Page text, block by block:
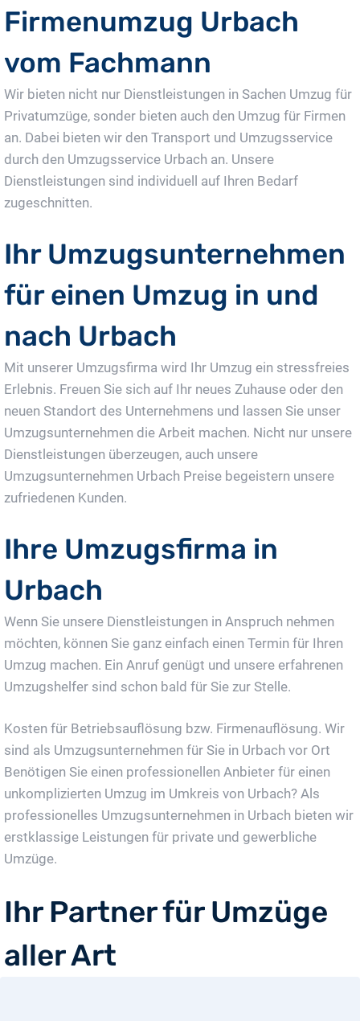
Firmenumzug Urbach
vom Fachmann
Wir bieten nicht nur Dienstleistungen in Sachen Umzug für
Privatumzüge, sonder bieten auch den Umzug für Firmen
an. Dabei bieten wir den Transport und Umzugsservice
durch den Umzugsservice Urbach an. Unsere
Dienstleistungen sind individuell auf Ihren Bedarf
zugeschnitten.
Ihr Umzugsunternehmen
für einen Umzug in und
nach Urbach
Mit unserer Umzugsfirma wird Ihr Umzug ein stressfreies
Erlebnis. Freuen Sie sich auf Ihr neues Zuhause oder den
neuen Standort des Unternehmens und lassen Sie unser
Umzugsunternehmen die Arbeit machen. Nicht nur unsere
Dienstleistungen überzeugen, auch unsere
Umzugsunternehmen Urbach Preise begeistern unsere
zufriedenen Kunden.
Ihre Umzugsfirma in
Urbach
Wenn Sie unsere Dienstleistungen in Anspruch nehmen
möchten, können Sie ganz einfach einen Termin für Ihren
Umzug machen. Ein Anruf genügt und unsere erfahrenen
Umzugshelfer sind schon bald für Sie zur Stelle.
Kosten für Betriebsauflösung bzw. Firmenauflösung. Wir
sind als Umzugsunternehmen für Sie in Urbach vor Ort
Benötigen Sie einen professionellen Anbieter für einen
unkomplizierten Umzug im Umkreis von Urbach? Als
professionelles Umzugsunternehmen in Urbach bieten wir
erstklassige Leistungen für private und gewerbliche
Umzüge.
Ihr Partner für Umzüge
aller Art